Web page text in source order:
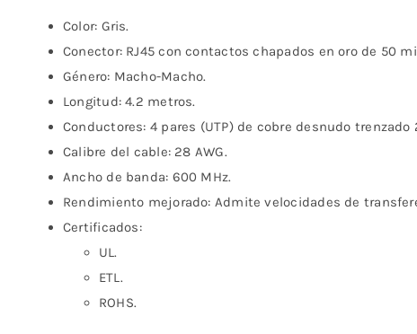
Color: Gris.
Conector: RJ45 con contactos chapados en oro de 50
Género: Macho-Macho.
Longitud: 4.2 metros.
Conductores: 4 pares (UTP) de cobre desnudo trenzado
Calibre del cable: 28 AWG.
Ancho de banda: 600 MHz.
Rendimiento mejorado: Admite velocidades de
Certificados:
UL.
ETL.
ROHS.